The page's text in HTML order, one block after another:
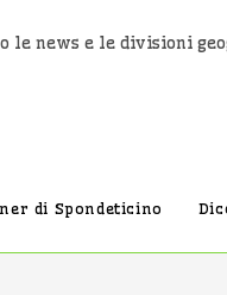
le news e le divisioni
di Spondeticino